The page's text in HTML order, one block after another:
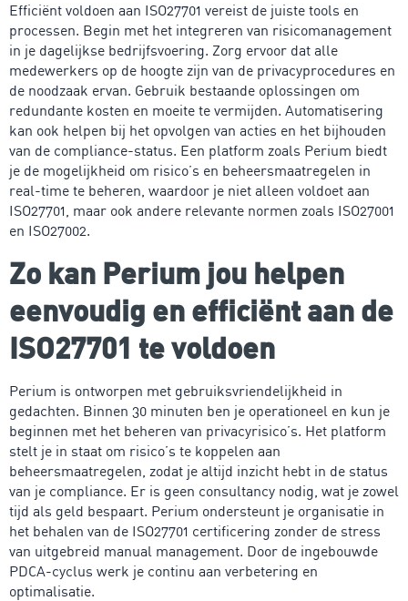
Efficiënt voldoen aan ISO27701 vereist de juiste tools en
processen. Begin met het integreren van risicomanagement
in je dagelijkse bedrijfsvoering. Zorg ervoor dat alle
medewerkers op de hoogte zijn van de privacyprocedures en
de noodzaak ervan. Gebruik bestaande oplossingen om
redundante kosten en moeite te vermijden. Automatisering
kan ook helpen bij het opvolgen van acties en het bijhouden
van de compliance-status. Een platform zoals Perium biedt
je de mogelijkheid om risico’s en beheersmaatregelen in
real-time te beheren, waardoor je niet alleen voldoet aan
ISO27701, maar ook andere relevante normen zoals ISO27001
en ISO27002.
Zo kan Perium jou helpen
eenvoudig en efficiënt aan de
ISO27701 te voldoen
Perium is ontworpen met gebruiksvriendelijkheid in
gedachten. Binnen 30 minuten ben je operationeel en kun je
beginnen met het beheren van privacyrisico’s. Het platform
stelt je in staat om risico’s te koppelen aan
beheersmaatregelen, zodat je altijd inzicht hebt in de status
van je compliance. Er is geen consultancy nodig, wat je zowel
tijd als geld bespaart. Perium ondersteunt je organisatie in
het behalen van de ISO27701 certificering zonder de stress
van uitgebreid manual management. Door de ingebouwde
PDCA-cyclus werk je continu aan verbetering en
optimalisatie.